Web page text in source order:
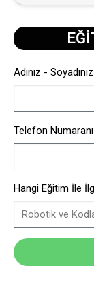
Adınız - Soyadınız
Telefon
Hangi Eğitim İle